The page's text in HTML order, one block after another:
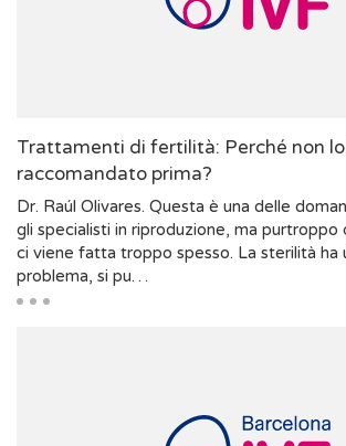
Trattamenti di fertilità: Perché non
raccomandato prima?
Dr. Raúl Olivares. Questa è una delle
gli specialisti in riproduzione, ma purtroppo
ci viene fatta troppo spesso. La sterilità ha
problema, si pu…